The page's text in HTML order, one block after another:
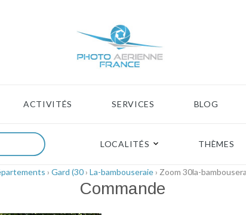
ACTIVITÉS SERVICES BLOG
LOCALITÉS THÈMES
› Gard (30› La-bambouseraie› Zoom 30la-
Commande